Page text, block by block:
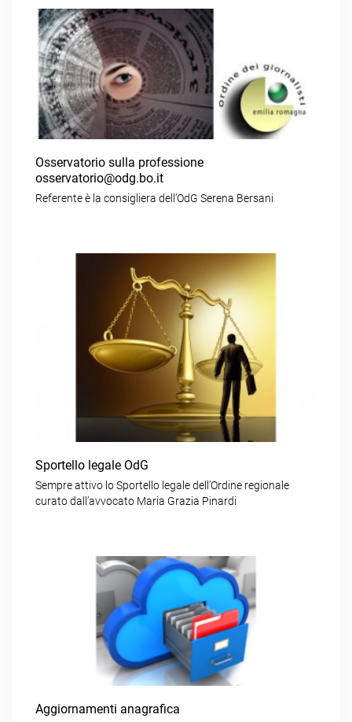
Osservatorio sulla professione
osservatorio@odg.bo.it
Referente è la consigliera dell’OdG Serena Bersani
Sportello legale OdG
Sempre attivo lo Sportello legale dell’Ordine regionale
curato dall’avvocato Maria Grazia Pinardi
Aggiornamenti anagrafica